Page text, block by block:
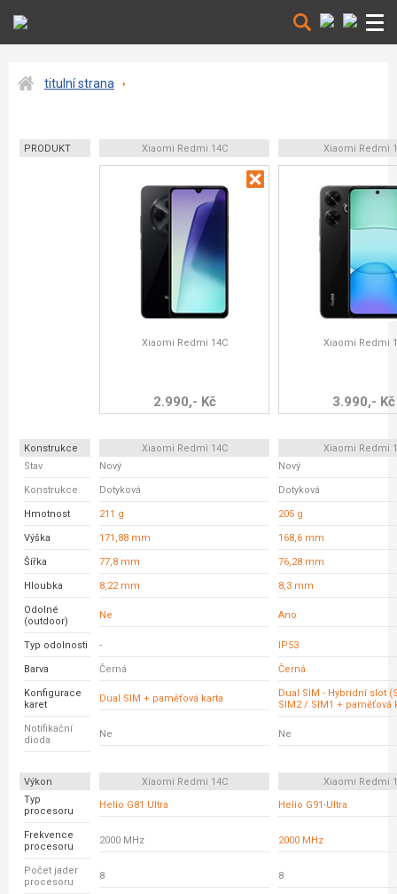
titulní strana
PRODUKT Xiaomi Redmi 14C Xiaomi Redmi
Xiaomi Redmi 14C
2.990,- Kč
Xiaomi Redmi
3.990,- Kč
Konstrukce Xiaomi Redmi 14C
Xiaomi Redmi
Stav
Nový Nový
Konstrukce Dotyková Dotyková
Hmotnost 211 g 205 g
Výška 171,88 mm 168,6 mm
Šířka 77,8 mm 76,28 mm
Hloubka 8,22 mm 8,3 mm
Odolné
(outdoor)
Ne Ano
Typ odolnosti - IP53
Barva Černá Černá
Konfigurace
karet
Dual SIM + paměťová karta
Dual SIM - Hybridní slot
SIM2 / SIM1 + paměťová
Notifikační
dioda
Ne Ne
Výkon Xiaomi Redmi 14C
Xiaomi Redmi
Typ
procesoru
Helio G81 Ultra Helio G91-Ultra
Frekvence
procesoru
2000 MHz 2000 MHz
Počet jader
procesoru
8 8